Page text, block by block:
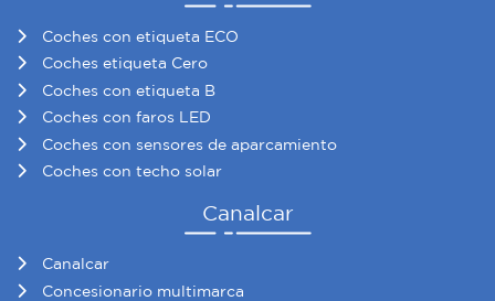
Coches con etiqueta ECO
Coches etiqueta Cero
Coches con etiqueta B
Coches con faros LED
Coches con sensores de aparcamiento
Coches con techo solar
Canalcar
Canalcar
Concesionario multimarca